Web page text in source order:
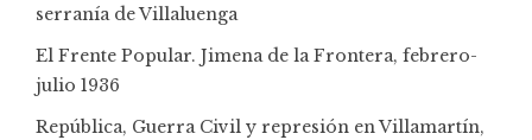
serranía de Villaluenga
El Frente Popular. Jimena de la Frontera, febrero-
julio 1936
República, Guerra Civil y represión en Villamartín,